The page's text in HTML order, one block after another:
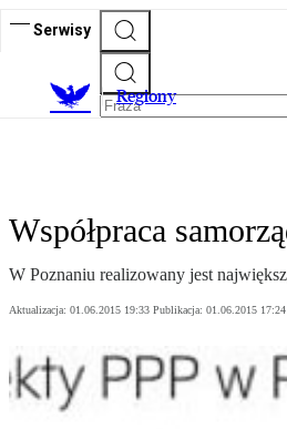
Serwisy
Regiony
Współpraca
W Poznaniu realizowany jest
Aktualizacja: 01.06.2015 19:33 Publikacja: 01.06.2015 17:24